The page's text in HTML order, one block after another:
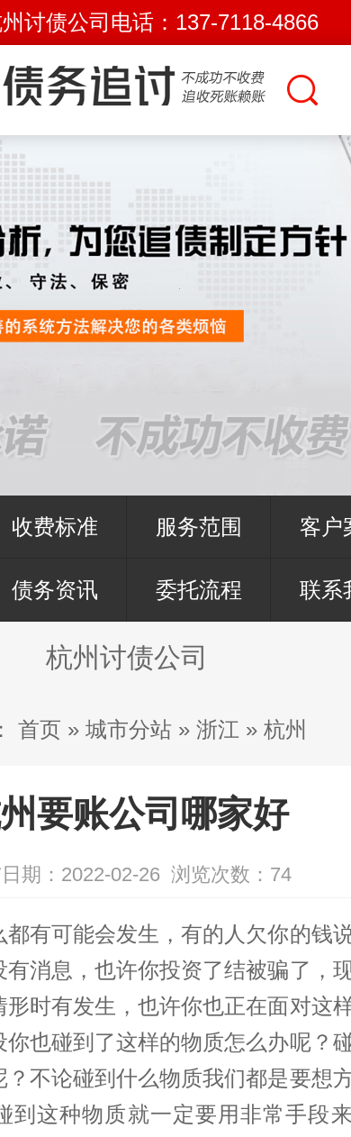
讨债公司电话： 137-7118-4866
收费标准 服务范围 客户
债务资讯 委托流程 联系
杭州讨债公司
首页 » 城市分站 » 浙江 » 杭州
要账公司哪家好
期：2022-02-26 浏览次数： 74
有可能会发生，有的人欠你的钱
消息，也许你投资了结被骗了，
时有发生，也许你也正在面对这
也碰到了这样的物质怎么办呢？
不论碰到什么物质我们都是要想
到这种物质就一定要用非常手段